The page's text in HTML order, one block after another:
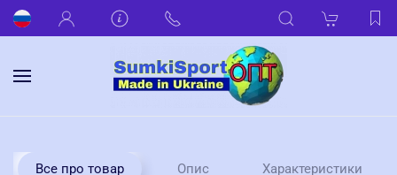
Все про товар Опис Характеристики